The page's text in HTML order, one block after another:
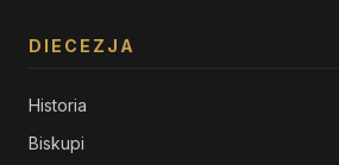
DIECEZJA
Historia
Biskupi